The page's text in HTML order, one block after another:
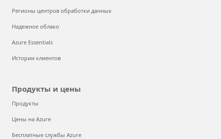
Регионы центров обработки данных
Надежное облако
Azure Essentials
Истории клиентов
Продукты и цены
Продукты
Цены на Azure
Бесплатные службы Azure